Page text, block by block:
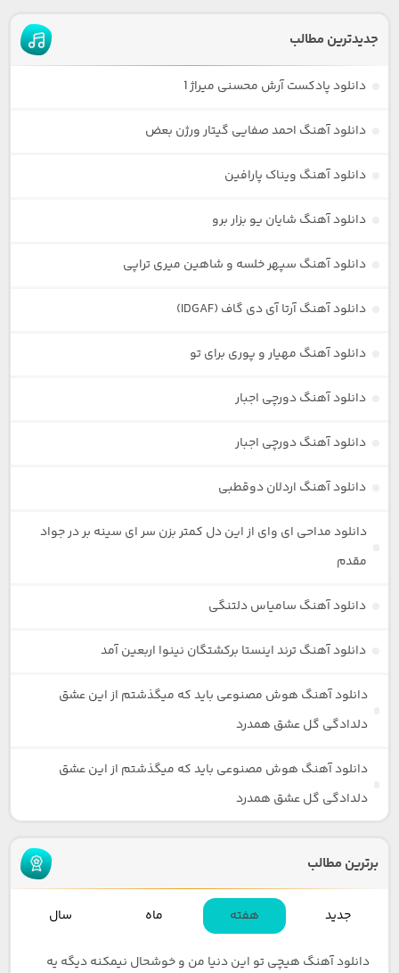
جدیدترین مطالب
دانلود پادکست آرش محسنی میراژ 1
دانلود آهنگ احمد صفایی گیتار ورژن بعض
دانلود آهنگ ویناک پارافین
دانلود آهنگ شایان یو بزار برو
دانلود آهنگ سپهر خلسه و شاهین میری تراپی
دانلود آهنگ آرتا آی دی گاف (IDGAF)
دانلود آهنگ مهیار و پوری برای تو
دانلود آهنگ دورچی اجبار
دانلود آهنگ دورچی اجبار
دانلود آهنگ اردلان دوقطبی
دانلود مداحی ای وای از این دل کمتر بزن سر ای سینه بر در جواد
مقدم
دانلود آهنگ سامیاس دلتنگی
دانلود آهنگ ترند اینستا برکشتگان نینوا اربعین آمد
دانلود آهنگ هوش مصنوعی باید که میگذشتم از این عشق
دلدادگی گل عشق همدرد
دانلود آهنگ هوش مصنوعی باید که میگذشتم از این عشق
دلدادگی گل عشق همدرد
برترین مطالب
جدید هفته ماه سال
دانلود آهنگ هیچی تو این دنیا من و خوشحال نیمکنه دیگه یه